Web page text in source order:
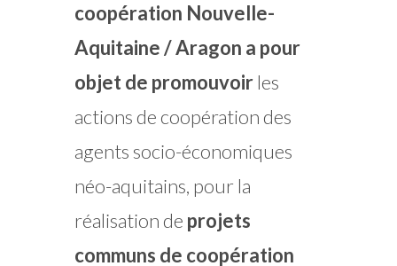
coopération Nouvelle-
Aquitaine / Aragon a pour
objet de promouvoir les
actions de coopération des
agents socio-économiques
néo-aquitains, pour la
réalisation de projets
communs de coopération